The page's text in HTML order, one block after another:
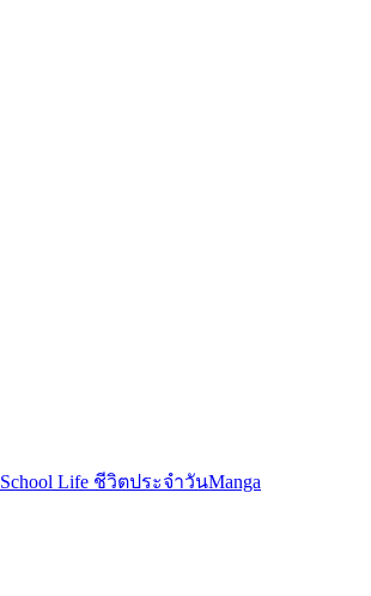
School Life ชีวิตประจำวันManga